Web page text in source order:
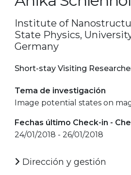
Institute of
State Physics,
Germany
Short-stay Visiting
Tema de investigación
Image potential states on
Fechas último Check-in -
24/01/2018 - 26/01/2018
Dirección y gestión